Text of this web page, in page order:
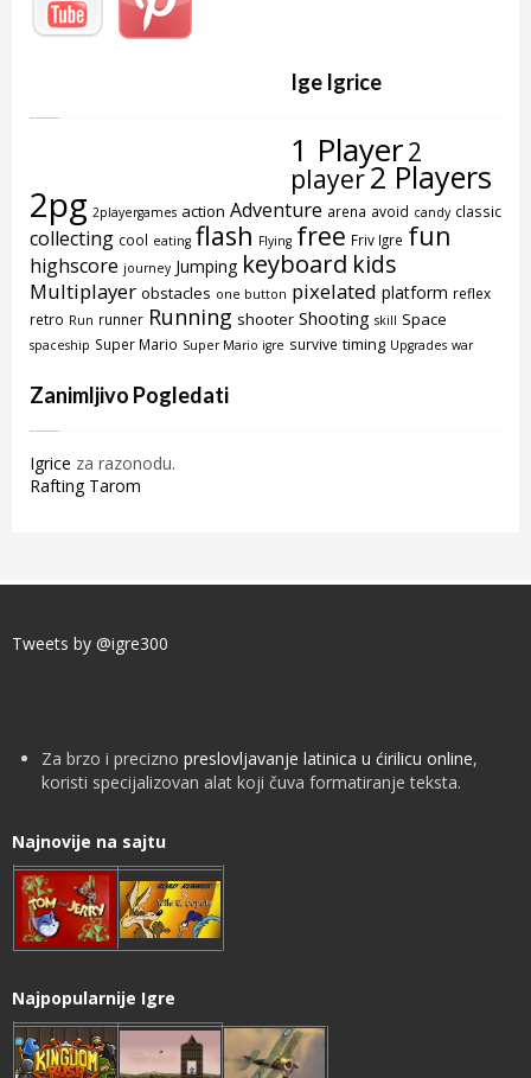
Ige Igrice
1 Player2
player2 Players
2pg 2playergames action Adventure arena avoid candy classic
collecting cool eating flash Flying free Friv Igre fun
highscore journey Jumping keyboard kids
Multiplayer obstacles one button pixelated platform reflex
retro Run runner Running shooter Shooting skill Space
spaceship Super Mario Super Mario igre survive timing Upgrades war
Zanimljivo Pogledati
Igrice za razonodu.
Rafting Tarom
Tweets by @igre300
Za brzo i precizno preslovljavanje latinica u ćirilicu online,
koristi specijalizovan alat koji čuva formatiranje teksta.
Najnovije na sajtu
Najpopularnije Igre